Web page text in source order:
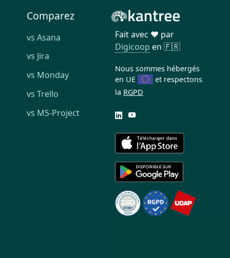
Comparez
vs Asana
vs Jira
vs Monday
vs Trello
vs MS-Project
Fait avec ❤️ par
Digicoop en 🇫🇷
Nous sommes hébergés
en UE
et respectons
la RGPD